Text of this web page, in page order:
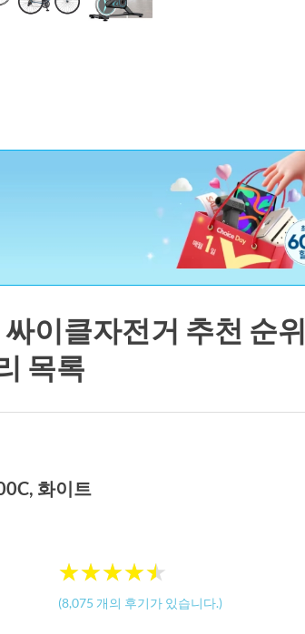
이클자전거 추천 순위
목록
화이트
★★★★★
★★★★★
(8,075 개의 후기가 있습니다.)